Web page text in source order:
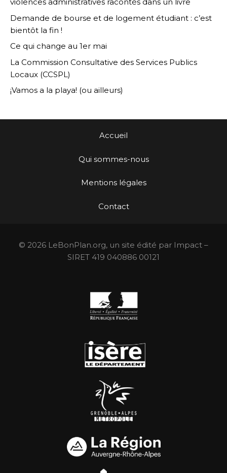
violences administratives racontés dans un livre
Demande de bourse et de logement étudiant : c’est
bientôt la fin !
Ce qui change au 1er mai
La Commission Consultative des Services Publics
Locaux (CCSPL)
¡Vamos a la playa! (ou ailleurs)
Accueil
Qui sommes-nous
Mentions légales
Contact
© 2026 LeBonPlan.org, un site édité par Impact –
SIRET 419 040886 00121